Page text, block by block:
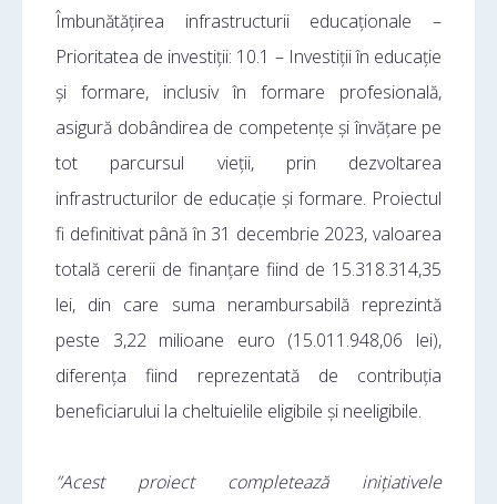
Îmbunătățirea infrastructurii educaționale –
Prioritatea de investiții: 10.1 – Investiții în educație
și formare, inclusiv în formare profesională,
asigură dobândirea de competențe și învățare pe
tot parcursul vieții, prin dezvoltarea
infrastructurilor de educație și formare. Proiectul
fi definitivat până în 31 decembrie 2023, valoarea
totală cererii de finanțare fiind de 15.318.314,35
lei, din care suma nerambursabilă reprezintă
peste 3,22 milioane euro (15.011.948,06 lei),
diferența fiind reprezentată de contribuția
beneficiarului la cheltuielile eligibile și neeligibile.
”Acest proiect completează inițiativele